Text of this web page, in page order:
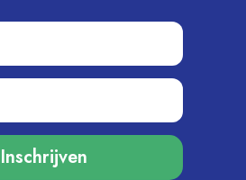
Inschrijven